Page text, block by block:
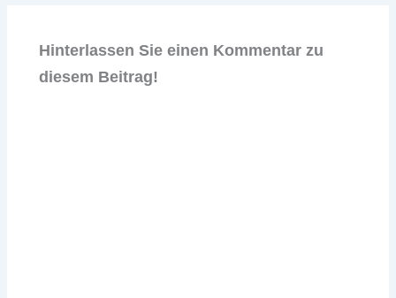
Hinterlassen Sie einen Kommentar zu
diesem Beitrag!